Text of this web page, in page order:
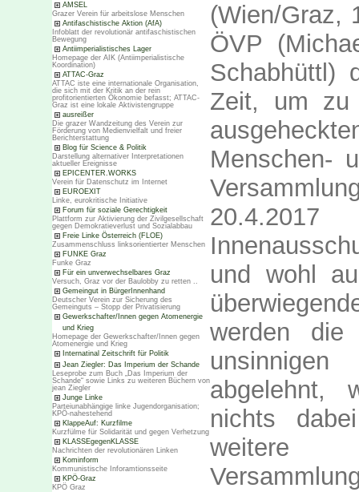
AMSEL
Grazer Verein für arbeitslose Menschen
Antifaschistische Aktion (AfA)
Infoblatt der revolutionär antifaschistischen
Bewegung
Antiimperialistisches Lager
Homepage der AIK (Antiimperialistische
Koordination)
ATTAC-Graz
ATTAC iste eine internationale Organisation,
die sich mit der Kritik an der rein
profitorientierten Ökonomie befasst; ATTAC-
Graz ist eine lokale Aktivistengruppe
ausreißer
Die grazer Wandzeitung des Verein zur
Förderung von Medienvielfalt und freier
Berichterstattung
Blog für Science & Politik
Darstellung alternativer Interpretationen
aktueller Ereignisse
EPICENTER.WORKS
Verein für Datenschutz im Internet
EUROEXIT
Linke, eurokritische Initiative
Forum für soziale Gerechtigkeit
Plattform zur Aktivierung der Zivilgesellschaft
gegen Demokratieverlust und Sozialabbau
Freie Linke Österreich (FLOE)
Zusammenschluss linksorientierter Menschen
FUNKE Graz
Funke Graz
Für ein unverwechselbares Graz
Versuch, Graz vor der Baulobby zu retten ..
Gemeingut in BürgerInnenhand
Deutscher Verein zur Sicherung des
Gemeinguts – Stopp der Privatisierung
Gewerkschafter/Innen gegen Atomenergie
und Krieg
Homepage der Gewerkschafter/Innen gegen
Atomenergie und Krieg
Internatinal Zeitschrift für Politik
Jean Ziegler: Das Imperium der Schande
Leseprobe zum Buch „Das Imperium der
Schande“ sowie Links zu weiteren Büchern von
jean Ziegler
Junge Linke
Parteiunabhängige linke Jugendorganisation;
KPÖ-nahestehend
KlappeAuf: Kurzfilme
Kurzfülme für Solidarität und gegen Verhetzung
KLASSEgegenKLASSE
Nachrichten der revolutionären Linken
Kominform
Kommunistische Inforamtionsseite
KPÖ-Graz
KPÖ Graz
(Wien/Graz,
ÖVP
Schabhüttl)
Zeit, um zu
Menschen-
und wohl
werden die
unsinnigen
abgelehnt,
nichts
weitere